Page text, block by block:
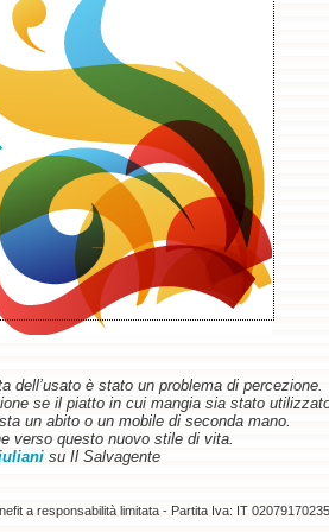
dell’usato è stato un problema di percezione.
se il piatto in cui mangia sia stato
un abito o un mobile di seconda mano.
verso questo nuovo stile di vita.
su Il Salvagente
a responsabilità limitata - Partita Iva: IT 02079170235